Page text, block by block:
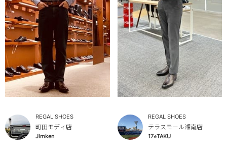
REGAL SHOES
町田モディ店
Jimken
REGAL SHOES
テラスモール湘南店
17⭐︎TAKU